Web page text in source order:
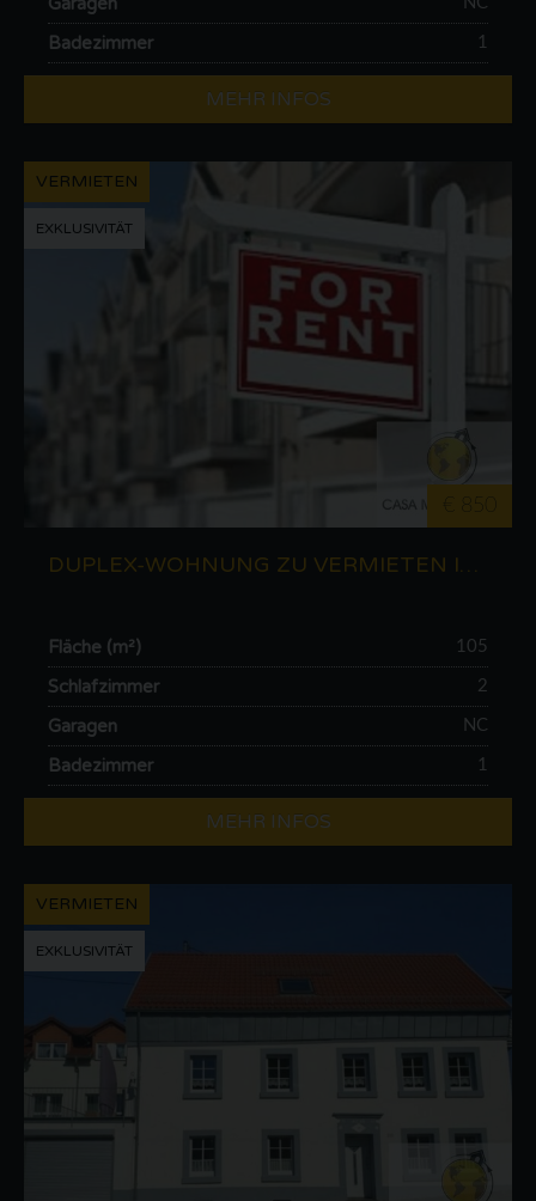
Badezimmer 1
MEHR INFOS
€ 850
VERMIETEN
EXKLUSIVITÄT
DUPLEX-WOHNUNG ZU VERMIETEN IN MERZIG (DE)
Fläche (m²) 105
Schlafzimmer 2
Garagen NC
Badezimmer 1
MEHR INFOS
VERMIETEN
EXKLUSIVITÄT